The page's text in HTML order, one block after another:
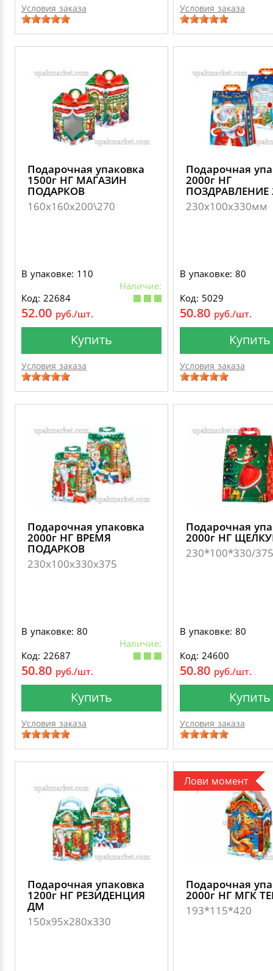
Условия заказа Условия заказа
Подарочная упаковка
1500г НГ МАГАЗИН
ПОДАРКОВ
160х160х200\270
В упаковке: 110
Наличие:
Код: 22684
52.00 руб./шт.
Купить
Условия заказа
Подарочная
2000г НГ
ПОЗДРАВЛЕНИЕ
230х100х330мм
В упаковке: 80
Код: 5029
50.80 руб./шт.
Купить
Условия заказа
Подарочная упаковка
2000г НГ ВРЕМЯ
ПОДАРКОВ
230х100х330х375
В упаковке: 80
Наличие:
Код: 22687
50.80 руб./шт.
Купить
Условия заказа
Подарочная
2000г НГ
230*100*330/375
В упаковке: 80
Код: 24600
50.80 руб./шт.
Купить
Условия заказа
Подарочная упаковка
1200г НГ РЕЗИДЕНЦИЯ
ДМ
150х95х280х330
Лови момент
Подарочная
2000г НГ МГК
193*115*420